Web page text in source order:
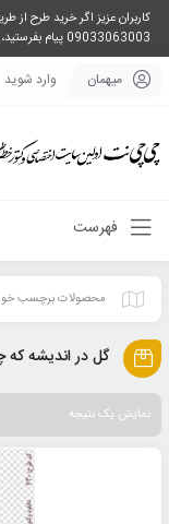
کاربران عزیز اگر خرید طرح از
09033063003 پیام بفرستید، یا تماس بگیرید و طرح مورد نظر خود را دریافت نمایید.
میهمان وارد شوید
فهرست
محصولات برچسب
گل در اندیشه
نمایش یک نتیجه